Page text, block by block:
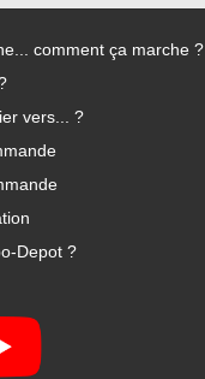
comment ça marche ?
vers... ?
Depot ?